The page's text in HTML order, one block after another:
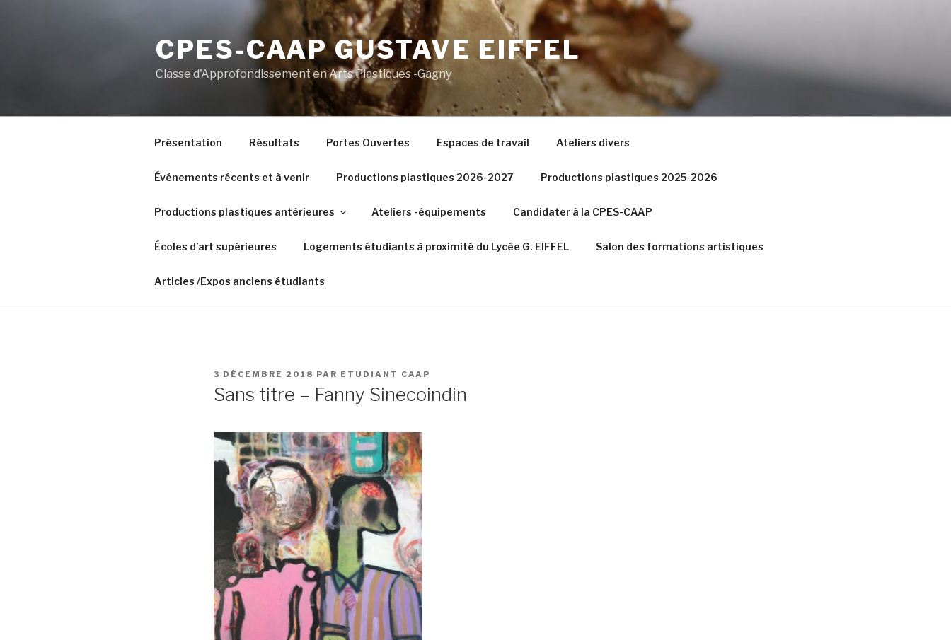
CPES-CAAP GUSTAVE EIFFEL
Classe d'Approfondissement en Arts Plastiques -Gagny
Présentation Résultats Portes Ouvertes Espaces de travail Ateliers divers
Événements récents et à venir Productions plastiques 2026-2027 Productions plastiques 2025-2026
Productions plastiques antérieures Ateliers -équipements Candidater à la CPES-CAAP
Écoles d’art supérieures Logements étudiants à proximité du Lycée G. EIFFEL Salon des formations artistiques
Articles /Expos anciens étudiants
PUBLIÉ
3 DÉCEMBRE 2018 PAR ETUDIANT CAAP
Sans titre – Fanny Sinecoindin